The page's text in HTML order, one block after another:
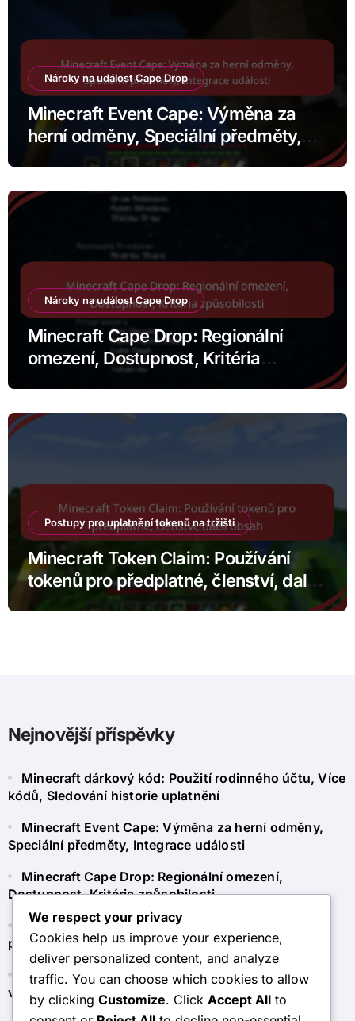
Nároky na událost Cape Drop
Minecraft Event Cape: Výměna za
herní odměny, Speciální předměty,
Integrace události
Nároky na událost Cape Drop
Minecraft Cape Drop: Regionální
omezení, Dostupnost, Kritéria
Postupy pro uplatnění tokenů na tržišti
Minecraft Token Claim: Používání
tokenů pro předplatné, členství, další
Nejnovější příspěvky
Minecraft dárkový kód: Použití rodinného účtu, Více
kódů, Sledování historie uplatnění
Minecraft Event Cape: Výměna za herní odměny,
Speciální předměty, Integrace události
Minecraft Cape Drop: Regionální omezení,
Dostupnost, Kritéria způsobilosti
Minecraft Token Claim: Používání tokenů pro
předplatné, členství, další obsah
Minecraft Dárková karta: Zásady vracení, Proces
vrácení, Zákaznický servis
We respect your privacy
Cookies help us improve your experience,
deliver personalized content, and analyze
traffic. You can choose which cookies to allow
by clicking Customize. Click Accept All to